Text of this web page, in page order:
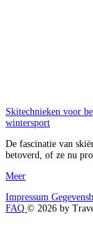
Skitechnieken voor
wintersport
De fascinatie van
betoverd, of ze nu
Meer
Impressum
FAQ © 2026 by